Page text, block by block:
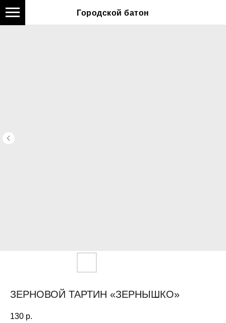
ЗЕРНОВОЙ ТАРТИН «ЗЕРНЫШКО»
130 р.
Городской батон